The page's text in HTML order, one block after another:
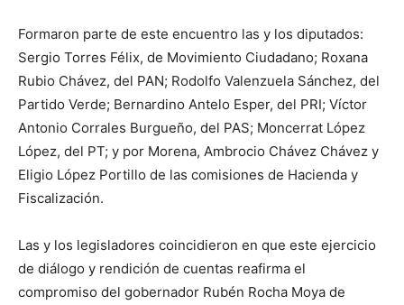
Formaron parte de este encuentro las y los diputados:
Sergio Torres Félix, de Movimiento Ciudadano; Roxana
Rubio Chávez, del PAN; Rodolfo Valenzuela Sánchez, del
Partido Verde; Bernardino Antelo Esper, del PRI; Víctor
Antonio Corrales Burgueño, del PAS; Moncerrat López
López, del PT; y por Morena, Ambrocio Chávez Chávez y
Eligio López Portillo de las comisiones de Hacienda y
Fiscalización.
Las y los legisladores coincidieron en que este ejercicio
de diálogo y rendición de cuentas reafirma el
compromiso del gobernador Rubén Rocha Moya de